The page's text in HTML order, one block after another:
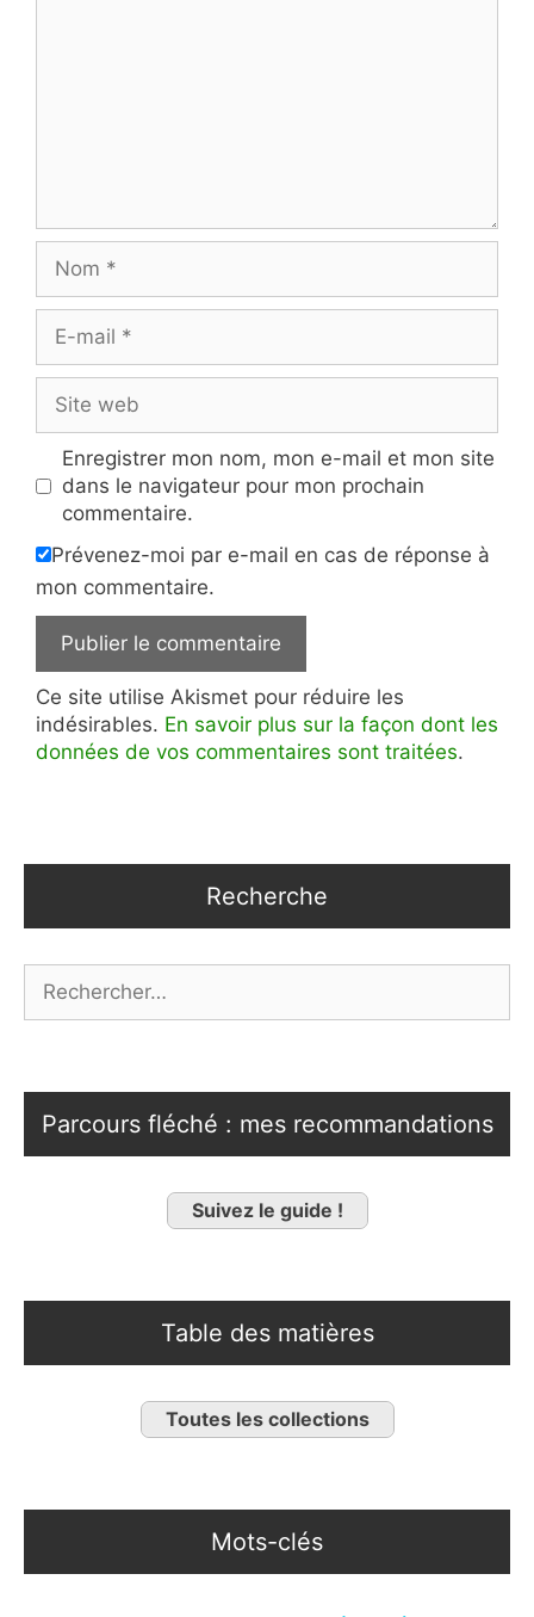
mail
web
Enregistrer mon nom, mon e-mail et mon site
dans le navigateur pour mon prochain
commentaire.
Prévenez-moi par e-mail en cas de réponse à
mon commentaire.
Ce site utilise Akismet pour réduire les
indésirables. En savoir plus sur la façon dont les
données de vos commentaires sont traitées.
Recherche
Parcours fléché : mes recommandations
Suivez le guide !
Table des matières
Toutes les collections
Mots-clés